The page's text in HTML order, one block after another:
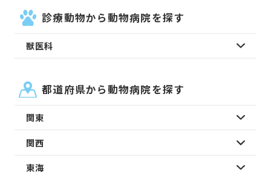
診療動物から動物病院を探す
獣医科
都道府県から動物病院を探す
関東
関西
東海